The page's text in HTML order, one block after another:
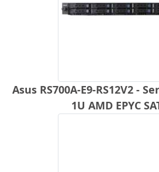
Asus RS700A-E9-RS12V2 -
1U AMD EPYC